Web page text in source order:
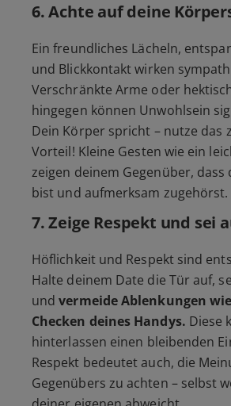
6.Achte auf deine
Ein freundliches Lächeln,
und Blickkontakt wirken
Verschränkte Arme oder
hingegen können Unwohlsein
Dein Körper spricht – nutze das
Vorteil! Kleine Gesten wie ein
zeigen deinem Gegenüber,
bist und aufmerksam zugehörst.
7.Zeige Respekt und sei
Höflichkeit und Respekt sind
Halte deinem Date die Tür auf,
undvermeide Ablenkungen
Checken deines Handys. Diese
hinterlassen einen bleibenden
Respekt bedeutet auch, die
Gegenübers zu achten – selbst